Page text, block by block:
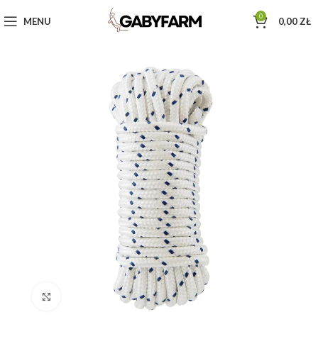
MENU 0 0,00 ZŁ
Click to enlarge